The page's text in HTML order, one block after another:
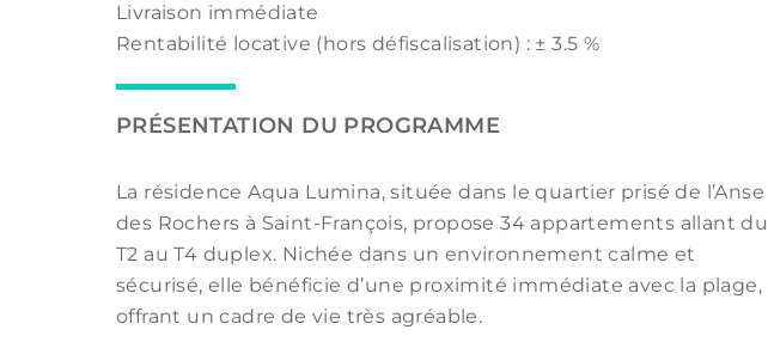
Livraison immédiate
Rentabilité locative (hors défiscalisation) : ± 3.5 %
PRÉSENTATION DU PROGRAMME
La résidence Aqua Lumina, située dans le quartier prisé de l’Anse
des Rochers à Saint-François, propose 34 appartements allant du
T2 au T4 duplex. Nichée dans un environnement calme et
sécurisé, elle bénéficie d’une proximité immédiate avec la plage,
offrant un cadre de vie très agréable.